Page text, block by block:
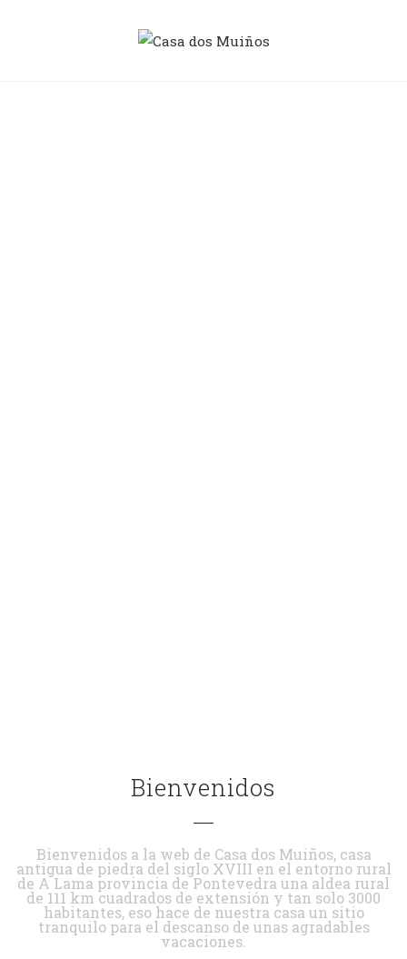
Bienvenidos
Bienvenidos a la web de Casa dos Muiños, casa
antigua de piedra del siglo XVIII en el entorno rural
de A Lama provincia de Pontevedra una aldea rural
de 111 km cuadrados de extensión y tan solo 3000
habitantes, eso hace de nuestra casa un sitio
tranquilo para el descanso de unas agradables
vacaciones.